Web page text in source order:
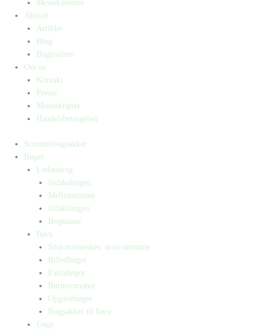
Messekalender
Aktuelt
Artikler
Blog
Bogtrailere
Om os
Kontakt
Presse
Manuskripter
Handelsbetingelser
Sommerbogpakker
Bøger
Letlæsning
Indskolingen
Mellemtrinnet
Udskolingen
Bogkasser
Børn
Små mennesker, store drømme
Billedbøger
Faktabøger
Børneromaner
Opgavebøger
Bogpakker til børn
Unge